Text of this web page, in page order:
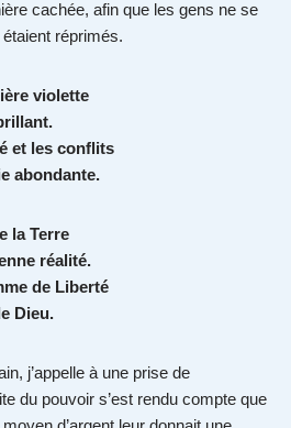
cachée, afin que les gens ne se
réprimés.
violette
et les conflits
abondante.
la Terre
réalité.
de Liberté
Dieu.
j’appelle à une prise de
du pouvoir s’est rendu compte que